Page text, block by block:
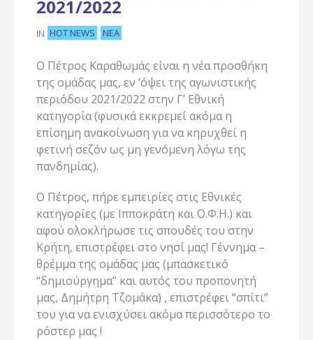
2021/2022
IN HOT NEWS ΝΈΑ
Ο Πέτρος Καραθωμάς είναι η νέα προσθήκη
της ομάδας μας, εν ‘όψει της αγωνιστικής
περιόδου 2021/2022 στην Γ’ Εθνική
κατηγορία (φυσικά εκκρεμεί ακόμα η
επίσημη ανακοίνωση για να κηρυχθεί η
φετινή σεζόν ως μη γενόμενη λόγω της
πανδημίας).
Ο Πέτρος, πήρε εμπειρίες στις Εθνικές
κατηγορίες (με Ιπποκράτη και Ο.Φ.Η.) και
αφού ολοκλήρωσε τις σπουδές του στην
Κρήτη, επιστρέφει στο νησί μας! Γέννημα –
θρέμμα της ομάδας μας (μπασκετικό
“δημιούργημα” και αυτός του προπονητή
μας, Δημήτρη Τζομάκα) , επιστρέφει “σπίτι”
του για να ενισχύσει ακόμα περισσότερο το
ρόστερ μας !